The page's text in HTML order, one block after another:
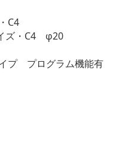
C4
ズ・C4 φ20
プ プログラム機能有